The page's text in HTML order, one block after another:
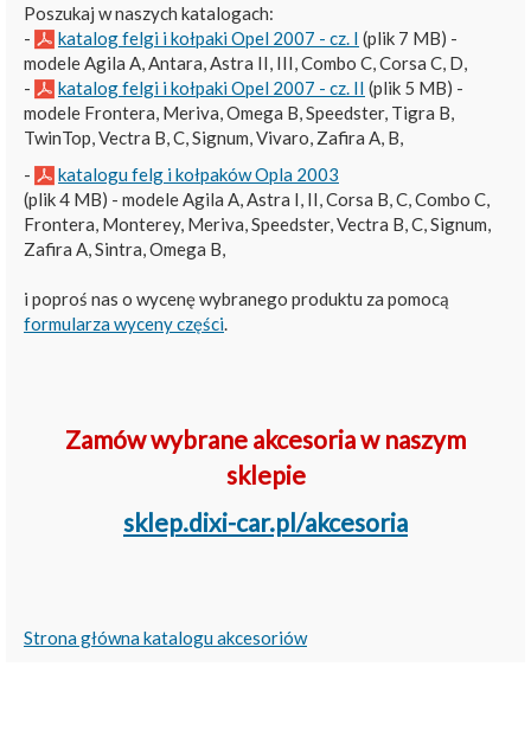
Poszukaj w naszych katalogach:
-
katalog felgi i kołpaki Opel 2007 - cz. I (plik 7 MB) -
modele Agila A, Antara, Astra II, III, Combo C, Corsa C, D,
-
katalog felgi i kołpaki Opel 2007 - cz. II (plik 5 MB) -
modele Frontera, Meriva, Omega B, Speedster, Tigra B,
TwinTop, Vectra B, C, Signum, Vivaro, Zafira A, B,
-
katalogu felg i kołpaków Opla 2003
(plik 4 MB) - modele Agila A, Astra I, II, Corsa B, C, Combo C,
Frontera, Monterey, Meriva, Speedster, Vectra B, C, Signum,
Zafira A, Sintra, Omega B,
i poproś nas o wycenę wybranego produktu za pomocą
formularza wyceny części
Zamów wybrane akcesoria w naszym
sklepie
sklep.dixi-car.pl/akcesoria
Strona główna katalogu akcesoriów